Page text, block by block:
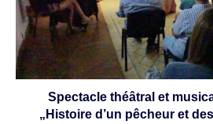
Spectacle théâtral et
„Histoire d’un pêcheur et